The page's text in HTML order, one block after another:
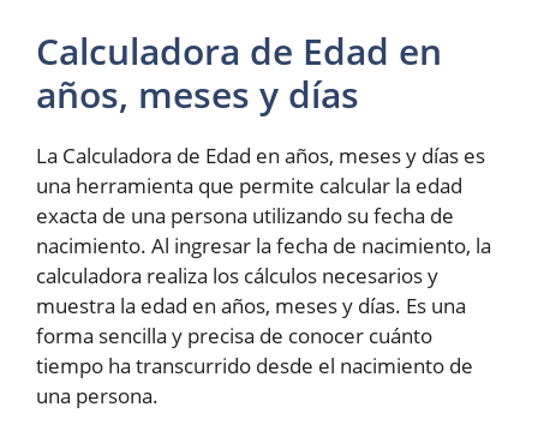
Calculadora de Edad en
años, meses y días
La Calculadora de Edad en años, meses y días es
una herramienta que permite calcular la edad
exacta de una persona utilizando su fecha de
nacimiento. Al ingresar la fecha de nacimiento, la
calculadora realiza los cálculos necesarios y
muestra la edad en años, meses y días. Es una
forma sencilla y precisa de conocer cuánto
tiempo ha transcurrido desde el nacimiento de
una persona.